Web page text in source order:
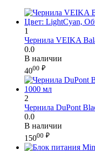
1
Чернила VEIKA
0.0
В наличии
4000 ₽
2
Чернила DuPont
0.0
В наличии
15000 ₽